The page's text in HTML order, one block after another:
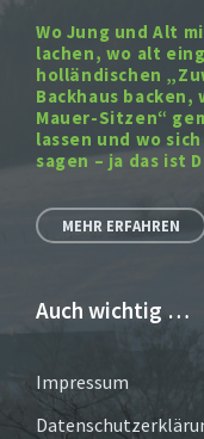
Wo Jung und Alt
lachen, wo alt
holländischen
Backhaus backen,
Mauer-Sitzen“
lassen und wo
sagen – ja das ist
MEHR ERFAHREN
Auch wichtig …
Impressum